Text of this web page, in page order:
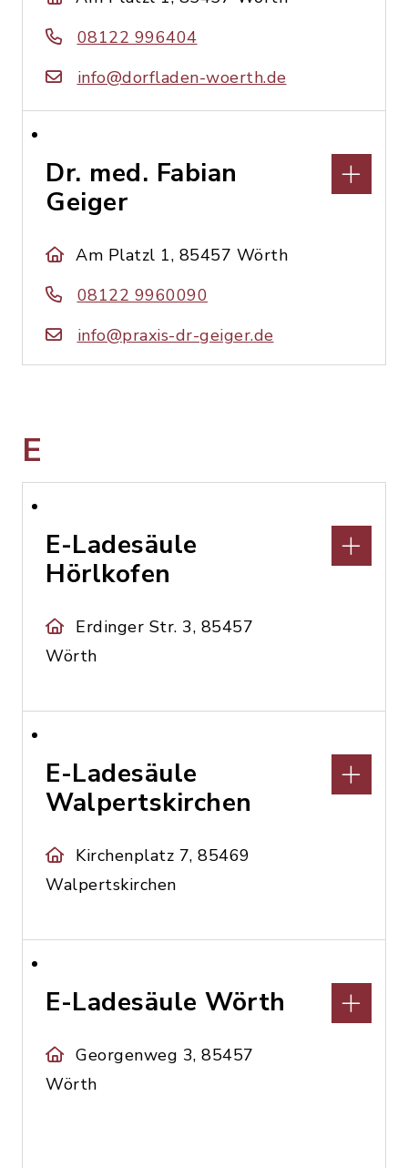
08122 996404
info@dorfladen-woerth.de
Dr. med. Fabian
Geiger
Am Platzl 1, 85457 Wörth
08122 9960090
info@praxis-dr-geiger.de
E
E-Ladesäule
Hörlkofen
Erdinger Str. 3, 85457
Wörth
E-Ladesäule
Walpertskirchen
Kirchenplatz 7, 85469
Walpertskirchen
E-Ladesäule Wörth
Georgenweg 3, 85457
Wörth